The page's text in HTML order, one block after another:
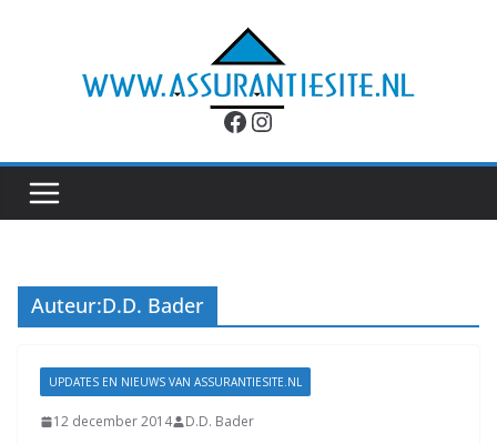
Facebook
Instagram
Auteur:D.D. Bader
UPDATES EN NIEUWS VAN ASSURANTIESITE.NL
12 december 2014 D.D. Bader